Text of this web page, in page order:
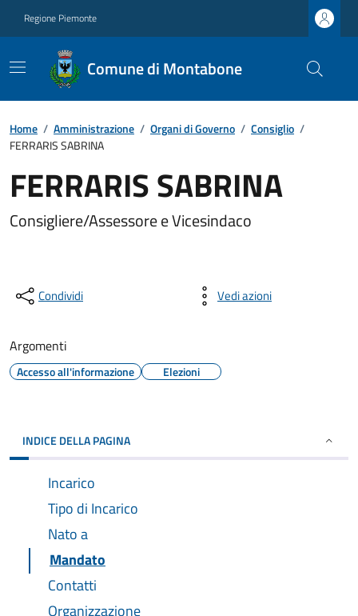
Regione Piemonte
Comune di Montabone
Home / Amministrazione / Organi di Governo / Consiglio /
FERRARIS SABRINA
FERRARIS SABRINA
Consigliere/Assessore e Vicesindaco
Condividi Vedi azioni
Argomenti
Accesso all'informazione Elezioni
INDICE DELLA PAGINA
Incarico
Tipo di Incarico
Nato a
Mandato
Contatti
Organizzazione